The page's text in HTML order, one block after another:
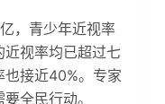
，青少年近视率
近视率均已超过七
也接近40%。专家
全民行动。